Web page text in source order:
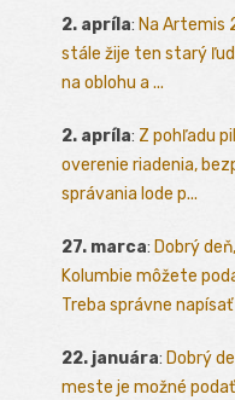
2. apríla: Na Artemis
stále žije ten starý
na oblohu a ...
2. apríla: Z pohľadu
overenie riadenia,
správania lode p...
27. marca: Dobrý
Kolumbie môžete
Treba správne napísať
22. januára: Dobrý
meste je možné